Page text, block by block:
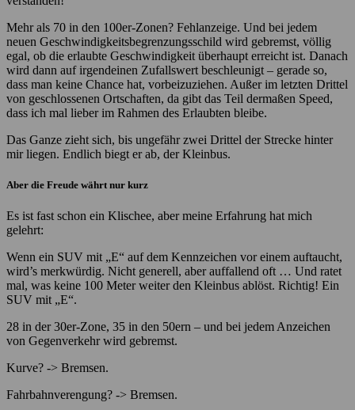
Mehr als 70 in den 100er-Zonen? Fehlanzeige. Und bei jedem
neuen Geschwindigkeitsbegrenzungsschild wird gebremst, völlig
egal, ob die erlaubte Geschwindigkeit überhaupt erreicht ist. Danach
wird dann auf irgendeinen Zufallswert beschleunigt – gerade so,
dass man keine Chance hat, vorbeizuziehen. Außer im letzten Drittel
von geschlossenen Ortschaften, da gibt das Teil dermaßen Speed,
dass ich mal lieber im Rahmen des Erlaubten bleibe.
Das Ganze zieht sich, bis ungefähr zwei Drittel der Strecke hinter
mir liegen. Endlich biegt er ab, der Kleinbus.
Aber die Freude währt nur kurz
Es ist fast schon ein Klischee, aber meine Erfahrung hat mich
gelehrt:
Wenn ein SUV mit „E“ auf dem Kennzeichen vor einem auftaucht,
wird’s merkwürdig. Nicht generell, aber auffallend oft … Und ratet
mal, was keine 100 Meter weiter den Kleinbus ablöst. Richtig! Ein
SUV mit „E“.
28 in der 30er-Zone, 35 in den 50ern – und bei jedem Anzeichen
von Gegenverkehr wird gebremst.
Kurve? -> Bremsen.
Fahrbahnverengung? -> Bremsen.